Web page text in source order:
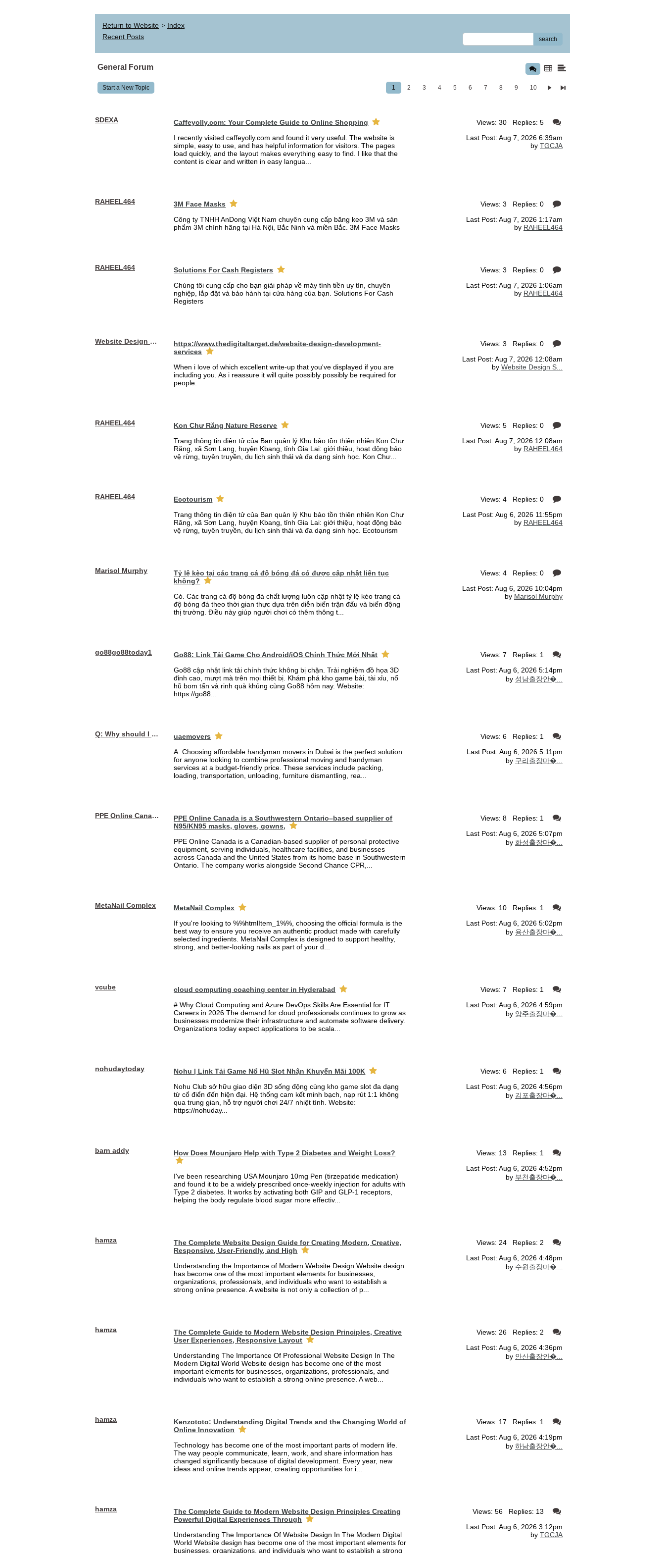
Return to Website > Index
Recent Posts
search
General Forum
Start a New Topic 1 2 3 4 5 6 7 8 9 10
SDEXA
Caffeyolly.com: Your Complete Guide to Online Shopping
I recently visited caffeyolly.com and found it very useful. The website is
simple, easy to use, and has helpful information for visitors. The pages
load quickly, and the layout makes everything easy to find. I like that the
content is clear and written in easy langua...
Views: 30 Replies: 5
Last Post: Aug 7, 2026 6:39am
by TGCJA
RAHEEL464
3M Face Masks
Công ty TNHH AnDong Việt Nam chuyên cung cấp băng keo 3M và sản
phẩm 3M chính hãng tại Hà Nội, Bắc Ninh và miền Bắc. 3M Face Masks
Views: 3 Replies: 0
Last Post: Aug 7, 2026 1:17am
by RAHEEL464
RAHEEL464
Solutions For Cash Registers
Chúng tôi cung cấp cho bạn giải pháp về máy tính tiền uy tín, chuyên
nghiệp, lắp đặt và bảo hành tại cửa hàng của bạn. Solutions For Cash
Registers
Views: 3 Replies: 0
Last Post: Aug 7, 2026 1:06am
by RAHEEL464
Website Design Services berin
https://www.thedigitaltarget.de/website-design-development-
services
When i love of which excellent write-up that you've displayed if you are
including you. As i reassure it will quite possibly possibly be required for
people.
Views: 3 Replies: 0
Last Post: Aug 7, 2026 12:08am
by Website Design S...
RAHEEL464
Kon Chư Răng Nature Reserve
Trang thông tin điện tử của Ban quản lý Khu bảo tồn thiên nhiên Kon Chư
Răng, xã Sơn Lang, huyện Kbang, tỉnh Gia Lai: giới thiệu, hoạt động bảo
vệ rừng, tuyên truyền, du lịch sinh thái và đa dạng sinh học. Kon Chư...
Views: 5 Replies: 0
Last Post: Aug 7, 2026 12:08am
by RAHEEL464
RAHEEL464
Ecotourism
Trang thông tin điện tử của Ban quản lý Khu bảo tồn thiên nhiên Kon Chư
Răng, xã Sơn Lang, huyện Kbang, tỉnh Gia Lai: giới thiệu, hoạt động bảo
vệ rừng, tuyên truyền, du lịch sinh thái và đa dạng sinh học. Ecotourism
Views: 4 Replies: 0
Last Post: Aug 6, 2026 11:55pm
by RAHEEL464
Marisol Murphy
Tỷ lệ kèo tại các trang cá độ bóng đá có được cập nhật liên tục
không?
Có. Các trang cá độ bóng đá chất lượng luôn cập nhật tỷ lệ kèo trang cá
độ bóng đá theo thời gian thực dựa trên diễn biến trận đấu và biến động
thị trường. Điều này giúp người chơi có thêm thông t...
Views: 4 Replies: 0
Last Post: Aug 6, 2026 10:04pm
by Marisol Murphy
go88go88today1
Go88: Link Tải Game Cho Android/iOS Chính Thức Mới Nhất
Go88 cập nhật link tải chính thức không bị chặn. Trải nghiệm đồ họa 3D
đỉnh cao, mượt mà trên mọi thiết bị. Khám phá kho game bài, tài xỉu, nổ
hũ bom tấn và rinh quà khủng cùng Go88 hôm nay. Website:
https://go88...
Views: 7 Replies: 1
Last Post: Aug 6, 2026 5:14pm
by 성남출장안�...
Q: Why should I choose affordable handyman movers in Dubai for my relocation and maintenance needs?
uaemovers
A: Choosing affordable handyman movers in Dubai is the perfect solution
for anyone looking to combine professional moving and handyman
services at a budget-friendly price. These services include packing,
loading, transportation, unloading, furniture dismantling, rea...
Views: 6 Replies: 1
Last Post: Aug 6, 2026 5:11pm
by 구리출장마�...
PPE Online Canada – Bulk PPE Supplier | N95, Gloves, Masks & Medical Supplies
PPE Online Canada is a Southwestern Ontario–based supplier of
N95/KN95 masks, gloves, gowns,
PPE Online Canada is a Canadian-based supplier of personal protective
equipment, serving individuals, healthcare facilities, and businesses
across Canada and the United States from its home base in Southwestern
Ontario. The company works alongside Second Chance CPR,...
Views: 8 Replies: 1
Last Post: Aug 6, 2026 5:07pm
by 화성출장마�...
MetaNail Complex
MetaNail Complex
If you're looking to %%htmlItem_1%%, choosing the official formula is the
best way to ensure you receive an authentic product made with carefully
selected ingredients. MetaNail Complex is designed to support healthy,
strong, and better-looking nails as part of your d...
Views: 10 Replies: 1
Last Post: Aug 6, 2026 5:02pm
by 용산출장마�...
vcube
cloud computing coaching center in Hyderabad
# Why Cloud Computing and Azure DevOps Skills Are Essential for IT
Careers in 2026 The demand for cloud professionals continues to grow as
businesses modernize their infrastructure and automate software delivery.
Organizations today expect applications to be scala...
Views: 7 Replies: 1
Last Post: Aug 6, 2026 4:59pm
by 양주출장마�...
nohudaytoday
Nohu | Link Tải Game Nổ Hũ Slot Nhận Khuyến Mãi 100K
Nohu Club sở hữu giao diện 3D sống động cùng kho game slot đa dạng
từ cổ điển đến hiện đại. Hệ thống cam kết minh bạch, nạp rút 1:1 không
qua trung gian, hỗ trợ người chơi 24/7 nhiệt tình. Website:
https://nohuday...
Views: 6 Replies: 1
Last Post: Aug 6, 2026 4:56pm
by 김포출장마�...
barn addy How Does Mounjaro Help with Type 2 Diabetes and Weight Loss?
I've been researching USA Mounjaro 10mg Pen (tirzepatide medication)
and found it to be a widely prescribed once-weekly injection for adults with
Type 2 diabetes. It works by activating both GIP and GLP-1 receptors,
helping the body regulate blood sugar more effectiv...
Views: 13 Replies: 1
Last Post: Aug 6, 2026 4:52pm
by 부천출장마�...
hamza
The Complete Website Design Guide for Creating Modern, Creative,
Responsive, User-Friendly, and High
Understanding the Importance of Modern Website Design Website design
has become one of the most important elements for businesses,
organizations, professionals, and individuals who want to establish a
strong online presence. A website is not only a collection of p...
Views: 24 Replies: 2
Last Post: Aug 6, 2026 4:48pm
by 수원출장마�...
hamza
The Complete Guide to Modern Website Design Principles, Creative
User Experiences, Responsive Layout
Understanding The Importance Of Professional Website Design In The
Modern Digital World Website design has become one of the most
important elements for businesses, organizations, professionals, and
individuals who want to establish a strong online presence. A web...
Views: 26 Replies: 2
Last Post: Aug 6, 2026 4:36pm
by 안산출장안�...
hamza
Kenzototo: Understanding Digital Trends and the Changing World of
Online Innovation
Technology has become one of the most important parts of modern life.
The way people communicate, learn, work, and share information has
changed significantly because of digital development. Every year, new
ideas and online trends appear, creating opportunities for i...
Views: 17 Replies: 1
Last Post: Aug 6, 2026 4:19pm
by 하남출장안�...
hamza
The Complete Guide to Modern Website Design Principles Creating
Powerful Digital Experiences Through
Understanding The Importance Of Website Design In The Modern Digital
World Website design has become one of the most important elements for
businesses, organizations, and individuals who want to establish a strong
Views: 56 Replies: 13
Last Post: Aug 6, 2026 3:12pm
by TGCJA